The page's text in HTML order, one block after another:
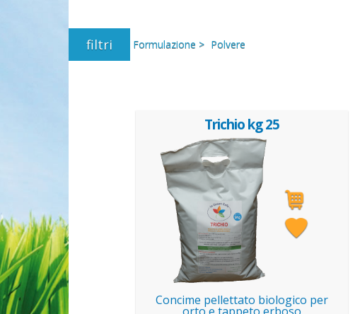
filtri Formulazione > Polvere
Trichio kg 25
Concime pellettato biologico per